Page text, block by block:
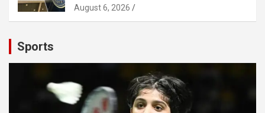
August 6, 2026
Sports